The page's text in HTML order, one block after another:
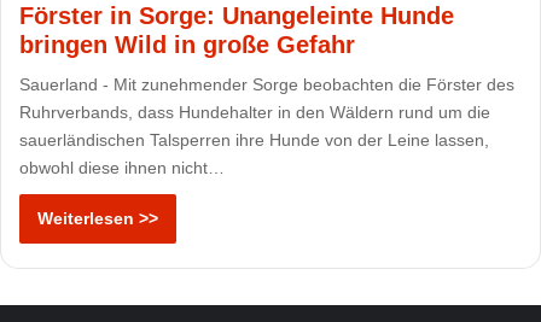
Förster in Sorge: Unangeleinte Hunde
bringen Wild in große Gefahr
Sauerland - Mit zunehmender Sorge beobachten die Förster des
Ruhrverbands, dass Hundehalter in den Wäldern rund um die
sauerländischen Talsperren ihre Hunde von der Leine lassen,
obwohl diese ihnen nicht…
Weiterlesen >>